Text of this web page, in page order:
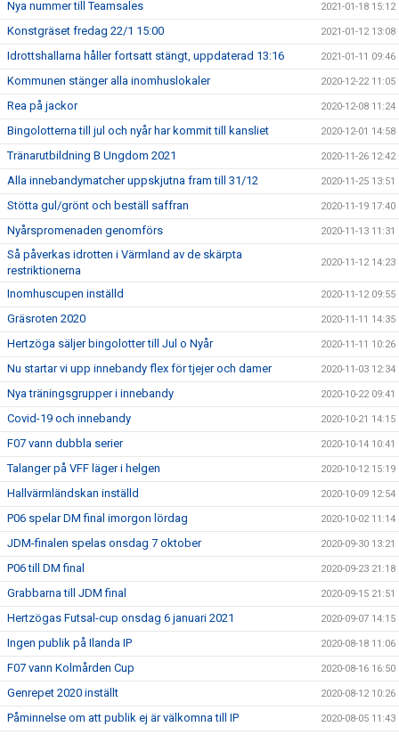
Nya nummer till Teamsales 2021-01-18 15:12
Konstgräset fredag 22/1 15:00 2021-01-12 13:08
Idrottshallarna håller fortsatt stängt, uppdaterad 13:16 2021-01-11 09:46
Kommunen stänger alla inomhuslokaler 2020-12-22 11:05
Rea på jackor 2020-12-08 11:24
Bingolotterna till jul och nyår har kommit till kansliet 2020-12-01 14:58
Tränarutbildning B Ungdom 2021 2020-11-26 12:42
Alla innebandymatcher uppskjutna fram till 31/12 2020-11-25 13:51
Stötta gul/grönt och beställ saffran 2020-11-19 17:40
Nyårspromenaden genomförs 2020-11-13 11:31
Så påverkas idrotten i Värmland av de skärpta
restriktionerna
2020-11-12 14:23
Inomhuscupen inställd 2020-11-12 09:55
Gräsroten 2020 2020-11-11 14:35
Hertzöga säljer bingolotter till Jul o Nyår 2020-11-11 10:26
Nu startar vi upp innebandy flex för tjejer och damer 2020-11-03 12:34
Nya träningsgrupper i innebandy 2020-10-22 09:41
Covid-19 och innebandy 2020-10-21 14:15
F07 vann dubbla serier 2020-10-14 10:41
Talanger på VFF läger i helgen 2020-10-12 15:19
Hallvärmländskan inställd 2020-10-09 12:54
P06 spelar DM final imorgon lördag 2020-10-02 11:14
JDM-finalen spelas onsdag 7 oktober 2020-09-30 13:21
P06 till DM final 2020-09-23 21:18
Grabbarna till JDM final 2020-09-15 21:51
Hertzögas Futsal-cup onsdag 6 januari 2021 2020-09-07 14:15
Ingen publik på Ilanda IP 2020-08-18 11:06
F07 vann Kolmården Cup 2020-08-16 16:50
Genrepet 2020 inställt 2020-08-12 10:26
Påminnelse om att publik ej är välkomna till IP 2020-08-05 11:43